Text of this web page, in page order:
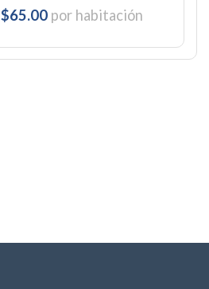
$65.00 por habitación